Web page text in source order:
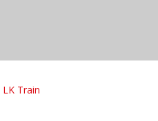
LK Train